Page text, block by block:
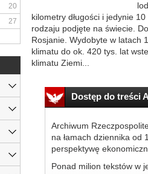
kilometry długości i jedynie
rodzaju podjęte na świecie.
Rosjanie. Wydobyte w latach
klimatu do ok. 420 tys. lat
klimatu Ziemi...
Dostęp do treści
Archiwum
na łamach dziennika od
perspektywę
Ponad milion tekstów w
20
27